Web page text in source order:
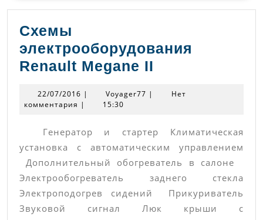
Схемы
электрооборудования
Renault Megane II
Renault
II
22/07/2016 22/07/2016
| Voyager77 Voyager77
|
Нет
комментария | 15:30
Генератор и стартер Климатическая
установка с автоматическим управлением
Дополнительный обогреватель в салоне
Электрообогреватель заднего стекла
Электроподогрев сидений Прикуриватель
Звуковой сигнал Люк крыши с